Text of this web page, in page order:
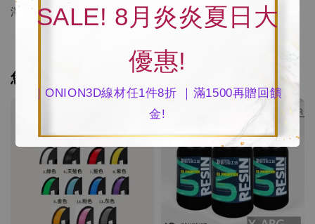
SALE! 8月炎炎夏日大
優惠!
｜ONION3D線材任1件8折 ｜滿1500再贈回饋
金!
淨重1.0kg、總重1.4kg(含包裝)
您可能也喜歡